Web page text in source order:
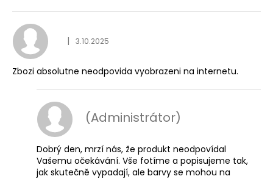
Hodnocení obchodu
| 3.10.2025
Zbozi absolutne neodpovida vyobrazeni na internetu.
(Administrátor)
Dobrý den, mrzí nás, že produkt neodpovídal
Vašemu očekávání. Vše fotíme a popisujeme tak,
jak skutečně vypadají, ale barvy se mohou na